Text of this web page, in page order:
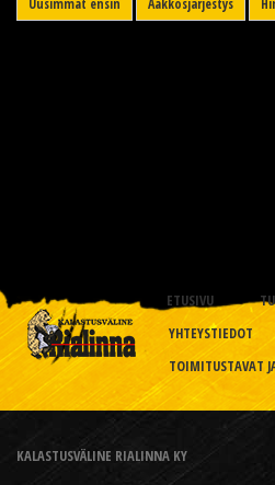
Uusimmat ensin Aakkosjärjestys
ETUSIVU
YHTEYSTIEDOT
TOIMITUSTAVAT
KALASTUSVÄLINE RIALINNA KY